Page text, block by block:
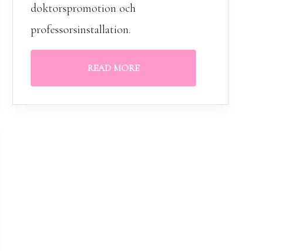
doktorspromotion och
professorsinstallation.
READ MORE